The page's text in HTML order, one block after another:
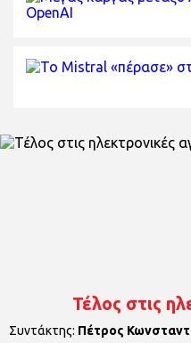
Τέλος στις
Συντάκτης: Πέτρος